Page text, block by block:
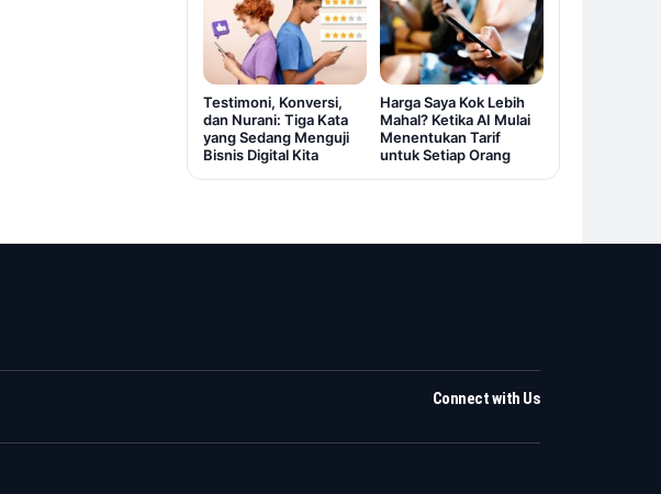
Testimoni, Konversi,
dan Nurani: Tiga Kata
yang Sedang Menguji
Bisnis Digital Kita
Harga Saya Kok Lebih
Mahal? Ketika AI Mulai
Menentukan Tarif
untuk Setiap Orang
Connect with Us